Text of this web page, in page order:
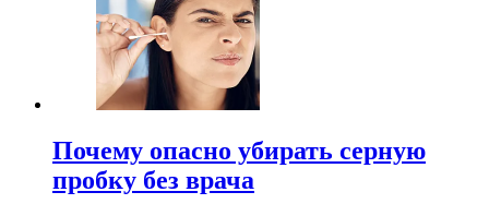
Почему опасно убирать серную
пробку без врача